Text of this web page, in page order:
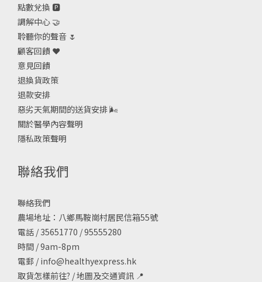
點數兌換 🅿️
調解中心 🤝
聆聽你的聲音 🌷
顧客回饋 ❤️
意見回饋
退換貨政策
退款安排
惡劣天氣期間的送貨安排🌬
關於醫學內容聲明
隱私政策聲明
聯絡我們
聯絡我們
農場地址：八鄉馬鞍崗村居民信箱55號
電話 / 35651770 / 95555280
時間 / 9am-8pm
電郵 / info@healthyexpress.hk
取貨怎樣前往? /地圖及交通資訊 📍